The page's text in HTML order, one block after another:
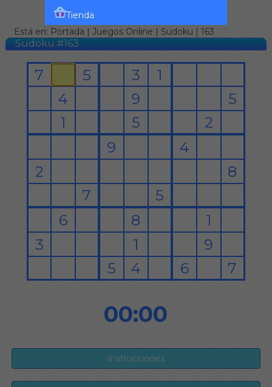
Tienda
Está en: Portada | Juegos Online | Sudoku | 163
Sudoku #163
00:00